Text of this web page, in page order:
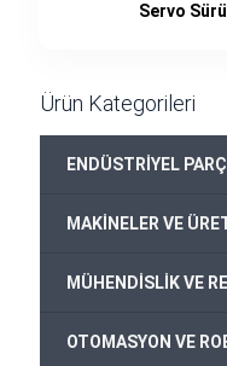
Servo
Ürün Kategorileri
ENDÜSTRİYEL
MAKİNELER VE
MÜHENDİSLİK VE
OTOMASYON VE